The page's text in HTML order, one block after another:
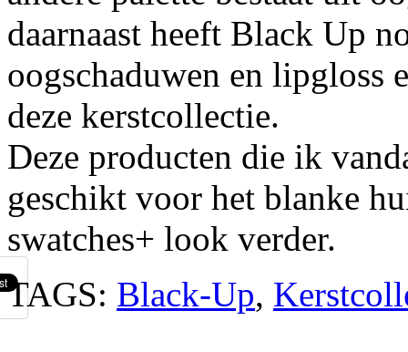
daarnaast heeft Black Up
oogschaduwen en lipgloss
deze kerstcollectie.
Deze producten die ik
geschikt voor het blanke
swatches+ look verder.
TAGS: Black-Up,